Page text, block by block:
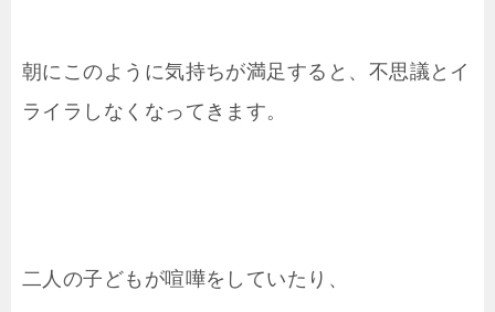
朝にこのように気持ちが満足すると、不思議とイ
ライラしなくなってきます。
二人の子どもが喧嘩をしていたり、